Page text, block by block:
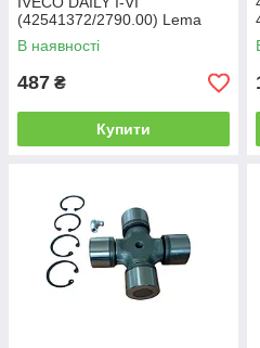
(42541372/2790.00) Lema
В наявності
487 ₴
Купити